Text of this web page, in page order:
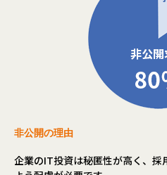
・アジャイル案件におけるスクラ
・スクラムマスターとしてお客様
パートナーから構成されるチーム
を通じて深化させ、成長すること
非公開の理由
企業のIT投資は秘匿性が高く、採